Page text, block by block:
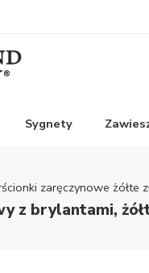
Sygnety
zaręczynowe żółte
z brylantami,